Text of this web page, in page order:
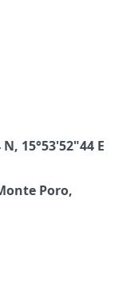
15°53'52"44 E
Poro,